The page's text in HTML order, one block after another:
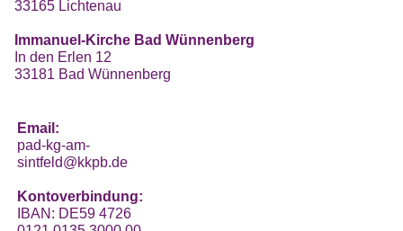
33165 Lichtenau
Immanuel-Kirche Bad Wünnenberg
In den Erlen 12
33181 Bad Wünnenberg
Email:
pad-kg-am-
sintfeld@kkpb.de
Kontoverbindung:
IBAN: DE59 4726